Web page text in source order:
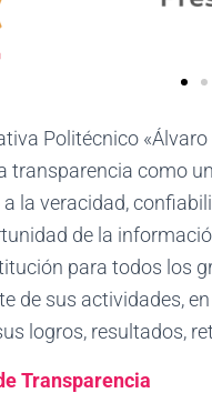
Politécnico «Álvaro
transparencia como
la veracidad,
de la
para todos los
de sus actividades,
logros, resultados,
Transparencia